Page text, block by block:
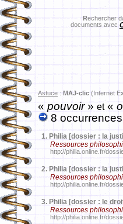
Rechercher
documents avec
Astuce : MAJ-clic (Internet
«pouvoir»et«
8
1. Philia [dossier : la
Ressources
http://philia.online.fr/
2. Philia [dossier : la
Ressources
http://philia.online.fr/
3. Philia [dossier : le
Ressources
http://philia.online.fr/